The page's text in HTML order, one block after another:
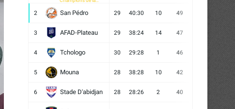
2 San Pédro 29 40:30 10 49
3 AFAD-Plateau 29 38:24 14 47
4 Tchologo 30 29:28 1 46
5 Mouna 28 38:28 10 42
6 Stade D'abidjan 28 28:26 2 40